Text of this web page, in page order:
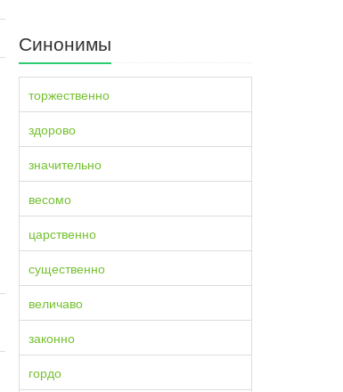
Синонимы
торжественно
здорово
значительно
весомо
царственно
существенно
величаво
законно
гордо